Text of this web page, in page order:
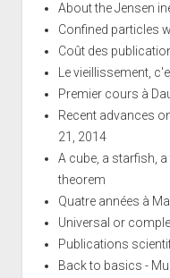
About the Jensen
Confined particles
Coût des
Le vieillissement,
Premier cours à
Recent advances
21, 2014
A cube, a starfish,
theorem
Quatre années à
Universal or
Publications
Back to basics -